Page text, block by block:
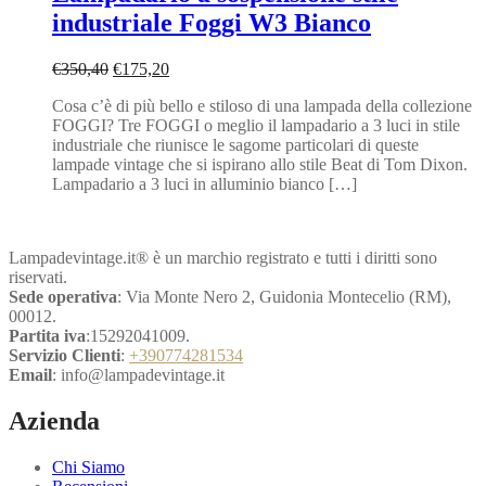
industriale Foggi W3 Bianco
€350,40 Il
originale
era:
€350,40.
€175,20Il
attuale
è:
€175,20.
Cosa c’è di più bello e stiloso di una lampada della collezione
FOGGI? Tre FOGGI o meglio il lampadario a 3 luci in stile
industriale che riunisce le sagome particolari di queste
lampade vintage che si ispirano allo stile Beat di Tom Dixon.
Lampadario a 3 luci in alluminio bianco […]
Lampadevintage.it® è un marchio registrato e tutti i diritti sono
riservati.
Sede operativa: Via Monte Nero 2, Guidonia Montecelio (RM),
00012.
Partita iva:15292041009.
Servizio Clienti: +390774281534
Email: info@lampadevintage.it
Azienda
Chi Siamo